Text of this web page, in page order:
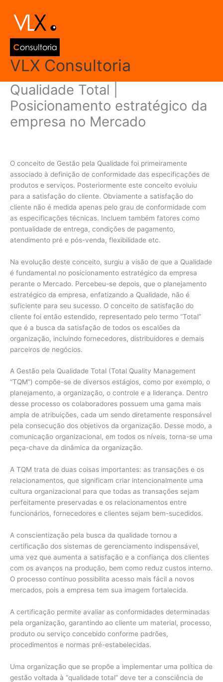
para
conteúdo
VLX Consultoria
Qualidade Total |
Posicionamento estratégico da
empresa no Mercado
O conceito de Gestão pela Qualidade foi primeiramente
associado à definição de conformidade das especificações de
produtos e serviços. Posteriormente este conceito evoluiu
para a satisfação do cliente. Obviamente a satisfação do
cliente não é medida apenas pelo grau de conformidade com
as especificações técnicas. Incluem também fatores como
pontualidade de entrega, condições de pagamento,
atendimento pré e pós-venda, flexibilidade etc.
Na evolução deste conceito, surgiu a visão de que a Qualidade
é fundamental no posicionamento estratégico da empresa
perante o Mercado. Percebeu-se depois, que o planejamento
estratégico da empresa, enfatizando a Qualidade, não é
suficiente para seu sucesso. O conceito de satisfação do
cliente foi então estendido, representado pelo termo “Total”
que é a busca da satisfação de todos os escalões da
organização, incluindo fornecedores, distribuidores e demais
parceiros de negócios.
A Gestão pela Qualidade Total (Total Quality Management
“TQM”) compõe-se de diversos estágios, como por exemplo, o
planejamento, a organização, o controle e a liderança. Dentro
desse processo os colaboradores possuem uma gama mais
ampla de atribuições, cada um sendo diretamente responsável
pela consecução dos objetivos da organização. Desse modo, a
comunicação organizacional, em todos os níveis, torna-se uma
peça-chave da dinâmica da organização.
A TQM trata de duas coisas importantes: as transações e os
relacionamentos, que significam criar intencionalmente uma
cultura organizacional para que todas as transações sejam
perfeitamente preservadas e os relacionamentos entre
funcionários, fornecedores e clientes sejam bem-sucedidos.
A conscientização pela busca da qualidade tornou a
certificação dos sistemas de gerenciamento indispensável,
uma vez que aumenta a satisfação e a confiança dos clientes
com os avanços na produção, bem como reduz custos interno.
O processo contínuo possibilita acesso mais fácil a novos
mercados, pois a empresa tem sua imagem fortalecida.
A certificação permite avaliar as conformidades determinadas
pela organização, garantindo ao cliente um material, processo,
produto ou serviço concebido conforme padrões,
procedimentos e normas pré-estabelecidas.
Uma organização que se propõe a implementar uma política de
gestão voltada à “qualidade total” deve ter a consciência de